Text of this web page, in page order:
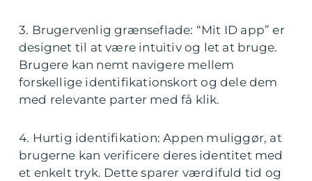
3. Brugervenlig grænseflade: “Mit ID app” er
designet til at være intuitiv og let at bruge.
Brugere kan nemt navigere mellem
forskellige identifikationskort og dele dem
med relevante parter med få klik.
4. Hurtig identifikation: Appen muliggør, at
brugerne kan verificere deres identitet med
et enkelt tryk. Dette sparer værdifuld tid og